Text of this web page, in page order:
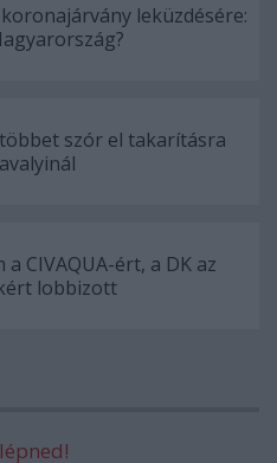
leküzdésére:
szór el takarításra
CIVAQUA-ért, a DK az
lobbizott